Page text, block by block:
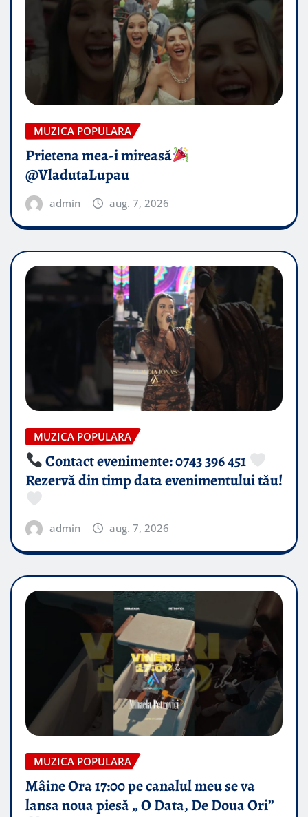
MUZICA POPULARA
Prietena mea-i mireasă​
@VladutaLupau
admin aug. 7, 2026
MUZICA POPULARA
Contact evenimente: 0743 396 451
Rezervă din timp data evenimentului tău!
admin aug. 7, 2026
MUZICA POPULARA
Mâine Ora 17:00 pe canalul meu se va
lansa noua piesă „ O Data, De Doua Ori”